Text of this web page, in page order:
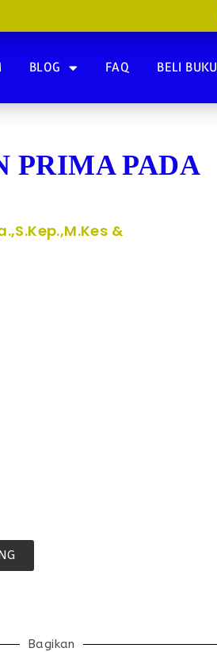
BLOG FAQ BELI BUKU
PRIMA PADA
&
Bagikan